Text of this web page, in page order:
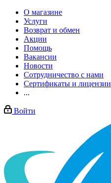
О магазине
Услуги
Возврат и обмен
Акции
Помощь
Вакансии
Новости
Сотрудничество с нами
Сертификаты и лицензии
...
Войти